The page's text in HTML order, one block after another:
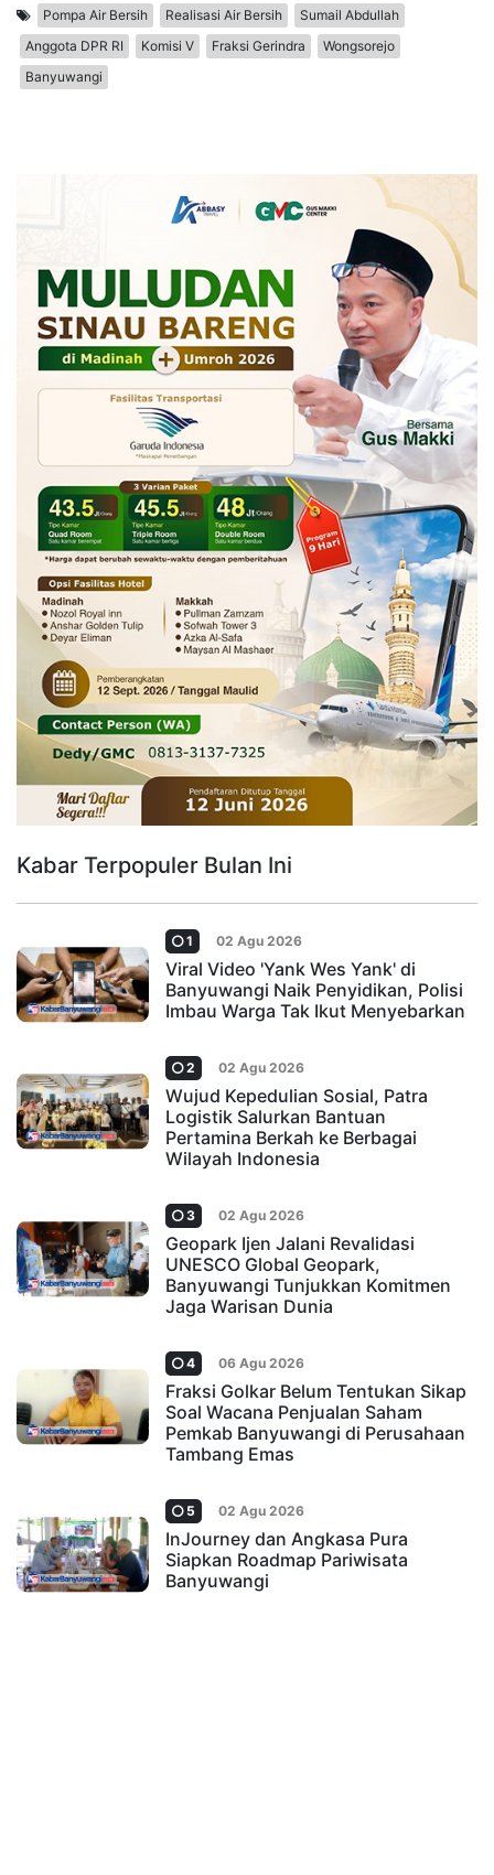
Pompa Air Bersih Realisasi Air Bersih
Sumail Abdullah
Anggota DPR RI
Komisi V Fraksi Gerindra
Wongsorejo
Banyuwangi
Kabar Terpopuler Bulan Ini
1 02 Agu 2026
Viral Video 'Yank Wes Yank' di
Banyuwangi Naik Penyidikan, Polisi
Imbau Warga Tak Ikut Menyebarkan
2 02 Agu 2026
Wujud Kepedulian Sosial, Patra
Logistik Salurkan Bantuan
Pertamina Berkah ke Berbagai
Wilayah Indonesia
3 02 Agu 2026
Geopark Ijen Jalani Revalidasi
UNESCO Global Geopark,
Banyuwangi Tunjukkan Komitmen
Jaga Warisan Dunia
4 06 Agu 2026
Fraksi Golkar Belum Tentukan Sikap
Soal Wacana Penjualan Saham
Pemkab Banyuwangi di Perusahaan
Tambang Emas
5 02 Agu 2026
InJourney dan Angkasa Pura
Siapkan Roadmap Pariwisata
Banyuwangi